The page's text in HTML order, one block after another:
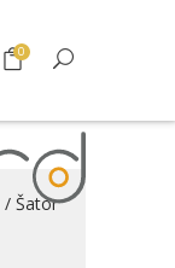
0
/ Šator